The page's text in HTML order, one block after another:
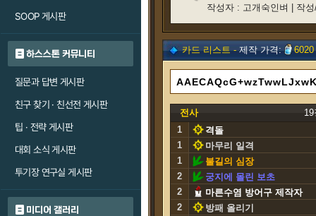
SOOP 게시판
하스스톤 커뮤니티
질문과 답변 게시판
친구 찾기 · 친선전 게시판
팁 · 전략 게시판
대회 소식 게시판
투기장 연구실 게시판
미디어 갤러리
작성자 : 고개숙인벼 | 작
카드 리스트 -제작 가격: 6020
전사
19
1
격돌
1
마무리 일격
1
불길의 심장
2
궁지에 몰린 보초
2
마른수염 방어구 제작자
2
방패 올리기